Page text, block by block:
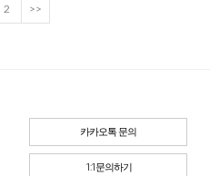
2 >>
카카오톡 문의
1:1문의하기